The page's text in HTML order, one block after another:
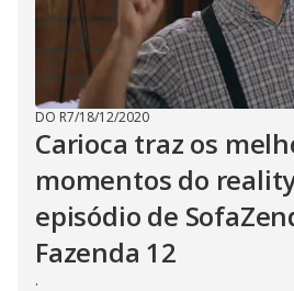
DO R7/18/12/2020
Carioca traz os
momentos do
episódio de
Fazenda 12
.